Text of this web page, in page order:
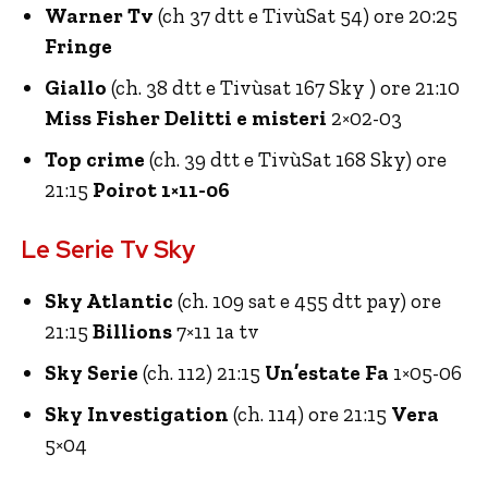
Warner Tv (ch 37 dtt e TivùSat 54) ore 20:25
Fringe
Giallo (ch. 38 dtt e Tivùsat 167 Sky ) ore 21:10
Miss Fisher Delitti e misteri 2×02-03
Top crime (ch. 39 dtt e TivùSat 168 Sky) ore
21:15 Poirot 1×11-06
Le Serie Tv Sky
Sky Atlantic (ch. 109 sat e 455 dtt pay) ore
21:15 Billions7×11 1a tv
Sky Serie (ch. 112) 21:15 Un’estate Fa 1×05-06
Sky Investigation (ch. 114) ore 21:15 Vera
5×04